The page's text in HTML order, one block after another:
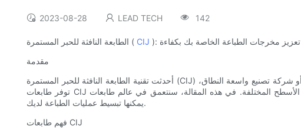
2023-08-28 LEAD TECH 142
الطابعة النافثة للحبر المستمرة ( CIJ
): تعزيز مخرجات الطباعة الخاصة بك بكفاءة
مقدمة
أحدثت تقنية الطابعة النافثة للحبر المستمرة (CIJ) ثورة في صناعة الطباعة، حيث توفر للشركات حلاً فعالاً من حيث التكلفة لتحسين مخرجات الطباعة الخاصة بها. سواء كنت شركة صغيرة أو شركة تصنيع واسعة النطاق،
توفر طابعات CIJ طريقة متعددة الاستخدامات وفعالة لطباعة صور وملصقات ورموز عالية الجودة على الأسطح المختلفة. في هذه المقالة، سنتعمق في عالم طابعات CIJ، ونستكشف وظائفها وفوائدها وتطبيقاتها وكيف
يمكنها تبسيط عمليات الطباعة لديك.
فهم طابعات CIJ